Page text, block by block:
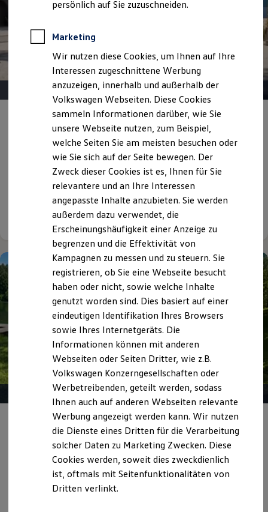
Reichweite
Rekuperation
Laden unterwegs
Laden Zuhause
Ladestationen finden
Ladezeitensimulator
Batterie
Sicherheit
Nachhaltigkeit
Technologie
Kosten und Kauf
Kaufoptionen
E-Auto-Förderung
Software und Konnektivität
Die ID. Software 6
ID. Software Versionen und Updates
Digitale Extras
Schnittstellen zu Ihrem ID.
Hybridautos
Marke und Erlebnis
Volkswagen R und R Experience
R-Modelle
R Experience
Driving Experience
Volkswagen entdecken
Werkbesichtigung
Lifestyle Shop
T-Roc Kollektion
Golf Kollektion
ID. Kollektion
Volkswagen Kollektion
R-Kollektion
GTI Kollektion
Fußball Drop
we drive football
#wedriveproud
Besitzer und Service
Software Updates
Service und Ersatzteile
Angebot gültig bis 30.09.2026 Privatkunden
Voller Spannung. Gelassen kalkuliert.
Mit frischer Energie in den Sommer: Ihr neuer ID. zu
entspannt machbaren Leasingraten.
Details ansehen
Angebot gültig bis 30.09.2026 Privatkunden
Sommer gut, Rate noch besser.
Mehr Leistung für Ihr Budget: Ihr Traum-Verbrenner zu
eiskalt kalkulierten Leasingraten.
persönlich auf Sie zuzuschneiden.
Marketing
Wir nutzen diese Cookies, um Ihnen auf Ihre
Interessen zugeschnittene Werbung
anzuzeigen, innerhalb und außerhalb der
Volkswagen Webseiten. Diese Cookies
sammeln Informationen darüber, wie Sie
unsere Webseite nutzen, zum Beispiel,
welche Seiten Sie am meisten besuchen oder
wie Sie sich auf der Seite bewegen. Der
Zweck dieser Cookies ist es, Ihnen für Sie
relevantere und an Ihre Interessen
angepasste Inhalte anzubieten. Sie werden
außerdem dazu verwendet, die
Erscheinungshäufigkeit einer Anzeige zu
begrenzen und die Effektivität von
Kampagnen zu messen und zu steuern. Sie
registrieren, ob Sie eine Webseite besucht
haben oder nicht, sowie welche Inhalte
genutzt worden sind. Dies basiert auf einer
eindeutigen Identifikation Ihres Browsers
sowie Ihres Internetgeräts. Die
Informationen können mit anderen
Webseiten oder Seiten Dritter, wie z.B.
Volkswagen Konzerngesellschaften oder
Werbetreibenden, geteilt werden, sodass
Ihnen auch auf anderen Webseiten relevante
Werbung angezeigt werden kann. Wir nutzen
die Dienste eines Dritten für die Verarbeitung
solcher Daten zu Marketing Zwecken. Diese
Cookies werden, soweit dies zweckdienlich
ist, oftmals mit Seitenfunktionalitäten von
Dritten verlinkt.